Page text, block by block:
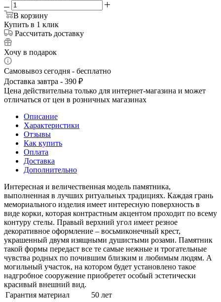
В корзину
Купить в 1 клик
Рассчитать доставку
Хочу в подарок
Самовывоз сегодня - бесплатно
Доставка завтра - 390 ₽
Цена действительна только для интернет-магазина и может
отличаться от цен в розничных магазинах
Описание
Характеристики
Отзывы
Как купить
Оплата
Доставка
Дополнительно
Интересная и величественная модель памятника,
выполненная в лучших ритуальных традициях. Каждая грань
мемориального изделия имеет интересную поверхность в
виде корки, которая контрастным акцентом проходит по всему
контуру стелы. Правый верхний угол имеет резное
декоративное оформление – восьмиконечный крест,
украшенный двумя изящными душистыми розами. Памятник
такой формы передаст все те самые нежные и трогательные
чувства родных по почившим близким и любимым людям. А
могильный участок, на котором будет установлено такое
надгробное сооружение приобретет особый эстетически
красивый внешний вид.
Гарантия материал
50 лет